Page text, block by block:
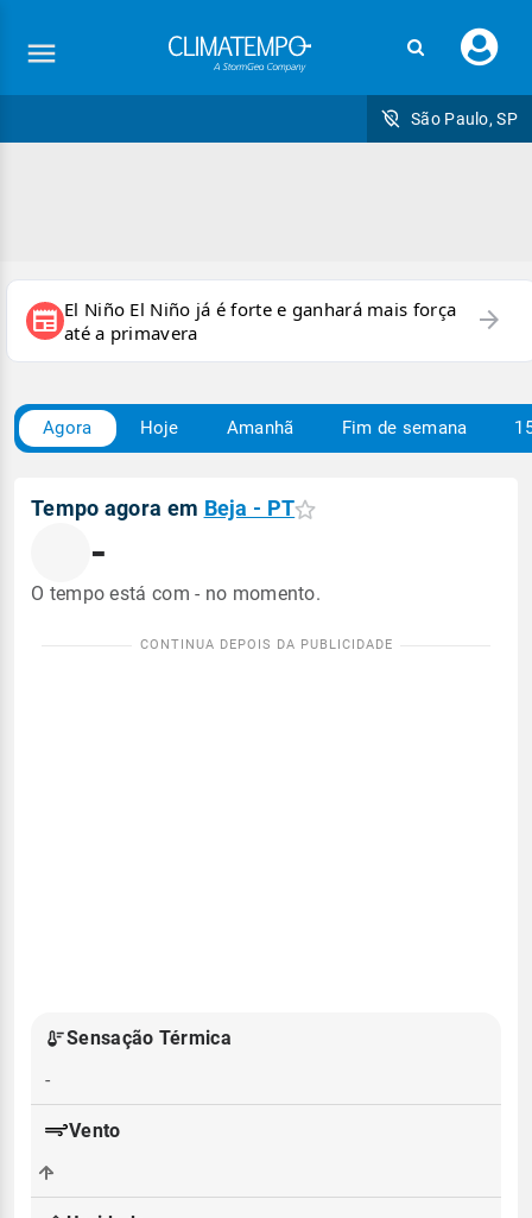
seu
São Paulo, SP
newspaper El Niño El Niño já é forte e ganhará mais força
até a primavera
arrow_forward
Agora Hoje Amanhã Fim de semana
Tempo agora em Beja - PT
-
O tempo está com - no momento.
Sensação Térmica
-
Vento
-